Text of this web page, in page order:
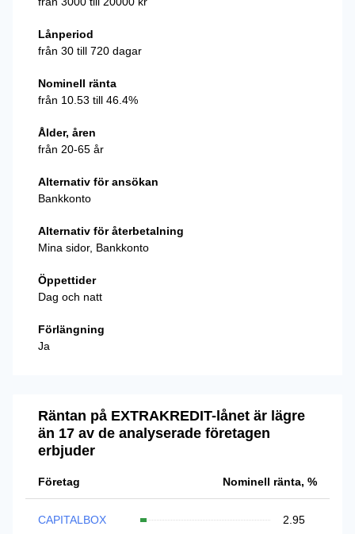
Lånperiod
från 30 till 720 dagar
Nominell ränta
från 10.53 till 46.4%
Ålder, åren
från 20-65 år
Alternativ för ansökan
Bankkonto
Alternativ för återbetalning
Mina sidor, Bankkonto
Öppettider
Dag och natt
Förlängning
Ja
Räntan på EXTRAKREDIT-lånet är lägre
än 17 av de analyserade företagen
erbjuder
Företag Nominell ränta, %
CAPITALBOX 2.95